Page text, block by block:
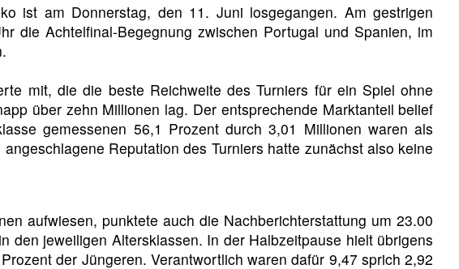
ist am Donnerstag, den 11. Juni losgegangen. Am gestrigen
die Achtelfinal-Begegnung zwischen Portugal und Spanien, im
mit, die die beste Reichweite des Turniers für ein Spiel ohne
über zehn Millionen lag. Der entsprechende Marktanteil belief
gemessenen 56,1 Prozent durch 3,01 Millionen waren als
Reputation des Turniers hatte zunächst also keine
aufwiesen, punktete auch die Nachberichterstattung um 23.00
jeweiligen Altersklassen. In der Halbzeitpause hielt übrigens
der Jüngeren. Verantwortlich waren dafür 9,47 sprich 2,92